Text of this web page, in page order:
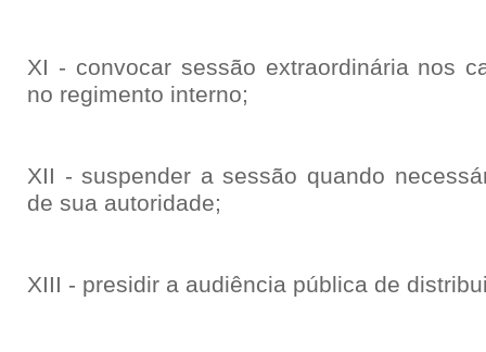
XI - convocar sessão extraordinária nos
no regimento interno;
XII - suspender a sessão quando
de sua autoridade;
XIII - presidir a audiência pública de